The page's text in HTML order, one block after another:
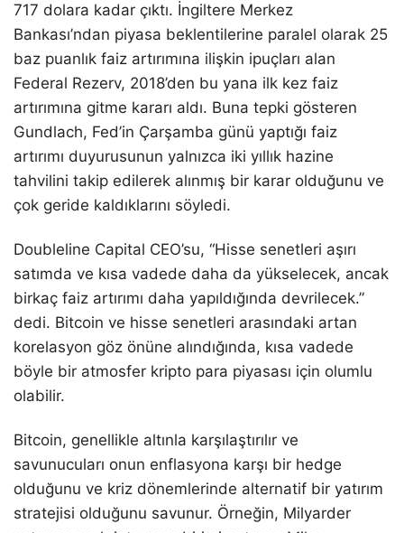
717 dolara kadar çıktı. İngiltere Merkez
Bankası’ndan piyasa beklentilerine paralel olarak 25
baz puanlık faiz artırımına ilişkin ipuçları alan
Federal Rezerv, 2018’den bu yana ilk kez faiz
artırımına gitme kararı aldı. Buna tepki gösteren
Gundlach, Fed’in Çarşamba günü yaptığı faiz
artırımı duyurusunun yalnızca iki yıllık hazine
tahvilini takip edilerek alınmış bir karar olduğunu ve
çok geride kaldıklarını söyledi.
Doubleline Capital CEO’su, “Hisse senetleri aşırı
satımda ve kısa vadede daha da yükselecek, ancak
birkaç faiz artırımı daha yapıldığında devrilecek.”
dedi. Bitcoin ve hisse senetleri arasındaki artan
korelasyon göz önüne alındığında, kısa vadede
böyle bir atmosfer kripto para piyasası için olumlu
olabilir.
Bitcoin, genellikle altınla karşılaştırılır ve
savunucuları onun enflasyona karşı bir hedge
olduğunu ve kriz dönemlerinde alternatif bir yatırım
stratejisi olduğunu savunur. Örneğin, Milyarder